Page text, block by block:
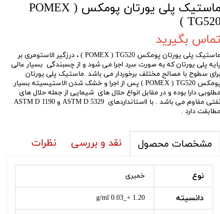
ماستیک پلی یورتان پومکس POMEX )
TG520
بگیرید
ماستیک پلی یورتان پومکس POMEX ) TG520 ) ، درزگیر الاستومری بر
پلی یورتان که به صورت سرد اجرا می شود و از چسبندگی بسیار عالی
سطوح با مصالح مختلف برخوردار می باشد .ماستیک پلی یورتان
پومکس POMEX ) TG520 ) پس از اجرا و خشک شدن الاستیسیته بسیار
دارا بوده و در مقابل انواع حلال های شیمایی از جمله حلال های
نفتی مقاوم می باشد . با ااستانداردهای ASTM D 5329 و ASTM D 1190
دارد .
مشخصات محصول نقد و بررسی نظرات
نوع خمیری
دانسیته 1.20 +_0.03 g/ml